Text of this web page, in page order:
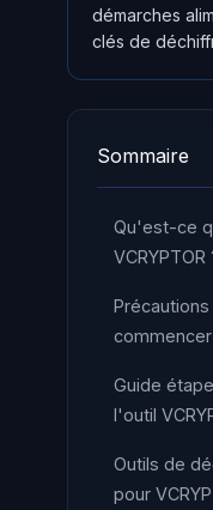
démarches
clés de
Sommaire
Qu'est-ce
VCRYPTOR
commencer
Guide
l'outil
Outils de
pour